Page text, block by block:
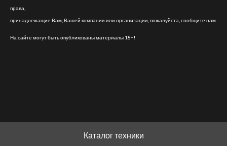
права,
принадлежащие Вам, Вашей компании или организации, пожалуйста, сообщите нам.
На сайте могут быть опубликованы материалы 18+!
Каталог техники